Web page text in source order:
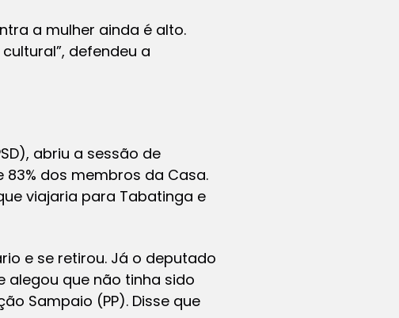
a mulher ainda é alto.
defendeu a
abriu a sessão de
dos membros da Casa.
viajaria para Tabatinga e
e se retirou. Já o deputado
alegou que não tinha sido
Sampaio (PP). Disse que